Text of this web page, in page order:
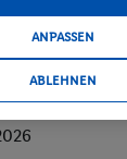
-
ANPASSEN
ABLEHNEN